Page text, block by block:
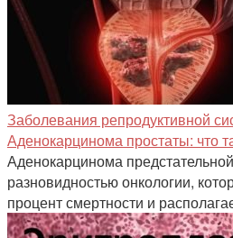
Заболевания репродуктивной
Аденокарцинома простаты: что
Аденокарцинома
разновидностью онкологии,
процент смертности и